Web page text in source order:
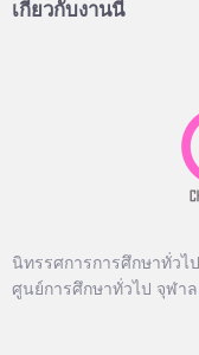
เกี่ยวกับงานนี้
นิทรรศการการศึกษาทั่วไ
ศูนย์การศึกษาทั่วไป จุฬา